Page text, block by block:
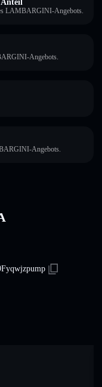
LAMBARGINI-Angebots.
Angebots.
Angebots.